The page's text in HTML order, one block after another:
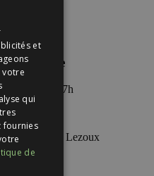
en Mairie
/ 13h30-17h
et
votre
qui
fournies
de